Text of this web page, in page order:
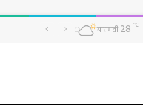
बारामती 28 ℃